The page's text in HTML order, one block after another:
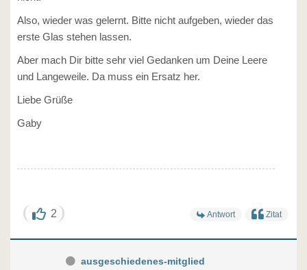
Also, wieder was gelernt. Bitte nicht aufgeben, wieder das
erste Glas stehen lassen.
Aber mach Dir bitte sehr viel Gedanken um Deine Leere
und Langeweile. Da muss ein Ersatz her.
Liebe Grüße
Gaby
2 Antwort Zitat
ausgeschiedenes-mitglied